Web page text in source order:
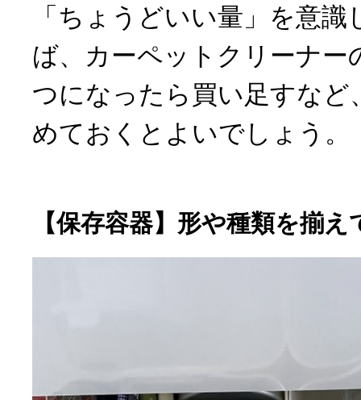
「ちょうどいい量」を意
ば、カーペットクリーナー
つになったら買い足すなど
めておくとよいでしょう。
【保存容器】形や種類を揃